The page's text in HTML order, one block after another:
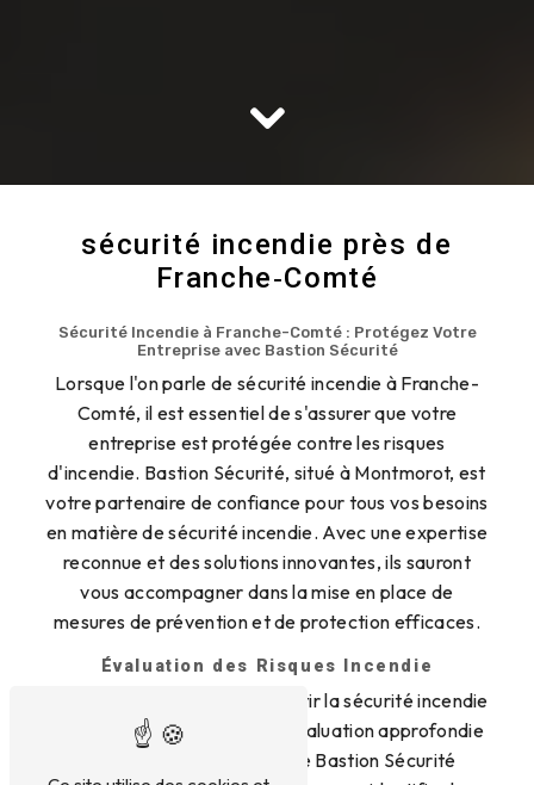
sécurité incendie près de
Franche‑Comté
Sécurité Incendie à Franche-Comté : Protégez Votre
Entreprise avec Bastion Sécurité
Lorsque l'on parle de sécurité incendie à Franche-
Comté, il est essentiel de s'assurer que votre
entreprise est protégée contre les risques
d'incendie. Bastion Sécurité, situé à Montmorot, est
votre partenaire de confiance pour tous vos besoins
en matière de sécurité incendie. Avec une expertise
reconnue et des solutions innovantes, ils sauront
vous accompagner dans la mise en place de
mesures de prévention et de protection efficaces.
Évaluation des Risques Incendie
La première étape pour garantir la sécurité incendie
de votre entreprise est une évaluation approfondie
des risques. Les experts de Bastion Sécurité